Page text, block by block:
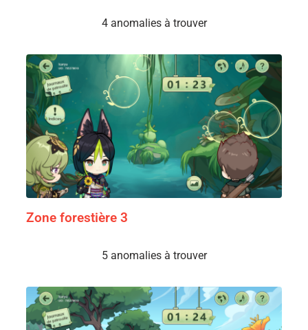
4 anomalies à trouver
Zone forestière 3
5 anomalies à trouver